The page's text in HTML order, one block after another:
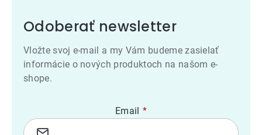
Odoberať newsletter
Vložte svoj e-mail a my Vám budeme zasielať
informácie o nových produktoch na našom e-
shope.
Email